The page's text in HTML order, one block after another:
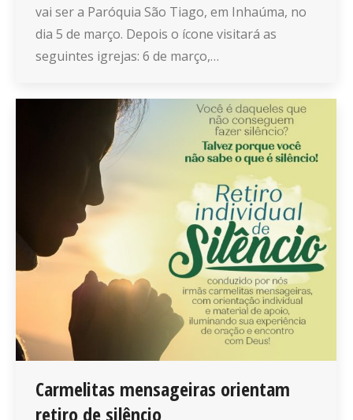
vai ser a Paróquia São Tiago, em Inhaúma, no
dia 5 de março. Depois o ícone visitará as
seguintes igrejas: 6 de março,…
Carmelitas mensageiras orientam
retiro de silêncio